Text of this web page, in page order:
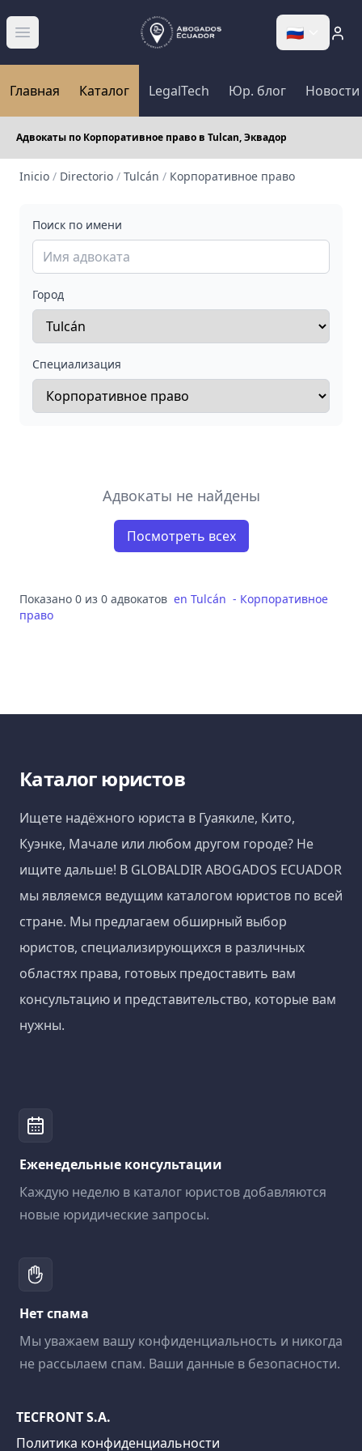
Abrir menú 🇷🇺
Главная Каталог LegalTech Юр. блог Новости
Адвокаты по Корпоративное право в Tulcan, Эквадор
Inicio / Directorio / Tulcán / Корпоративное право
Поиск по имени
Город
Специализация
Адвокаты не найдены
Посмотреть всех
Показано 0 из 0 адвокатов en Tulcán - Корпоративное
право
Каталог юристов
Ищете надёжного юриста в Гуаякиле, Кито,
Куэнке, Мачале или любом другом городе? Не
ищите дальше! В GLOBALDIR ABOGADOS ECUADOR
мы являемся ведущим каталогом юристов по всей
стране. Мы предлагаем обширный выбор
юристов, специализирующихся в различных
областях права, готовых предоставить вам
консультацию и представительство, которые вам
нужны.
Еженедельные консультации
Каждую неделю в каталог юристов добавляются
новые юридические запросы.
Нет спама
Мы уважаем вашу конфиденциальность и никогда
не рассылаем спам. Ваши данные в безопасности.
TECFRONT S.A.
Политика конфиденциальности